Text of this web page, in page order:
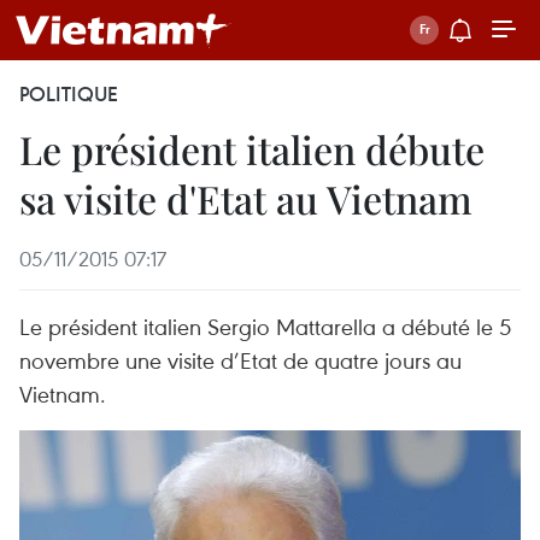
POLITIQUE
Le président italien débute
sa visite d'Etat au Vietnam
05/11/2015 07:17
Le président italien Sergio Mattarella a débuté le 5
novembre une visite d’Etat de quatre jours au
Vietnam.